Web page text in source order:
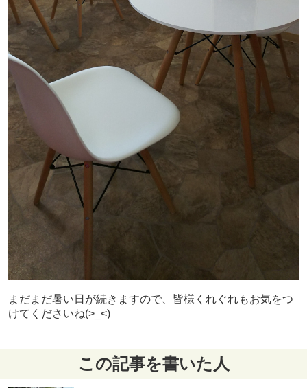
まだまだ暑い日が続きますので、皆様くれぐれもお気をつ
けてくださいね(>_<)
この記事を書いた人